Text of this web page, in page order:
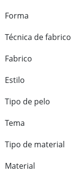
Forma
Técnica de fabrico
Fabrico
Estilo
Tipo de pelo
Tema
Tipo de material
Material